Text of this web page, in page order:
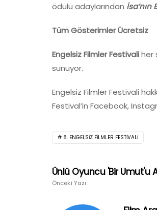
ödülü adaylarından
Tüm GösterimlerÜcretsiz
Engelsiz Filmler Festivaliher
sunuyor.
Engelsiz Filmler Festivali
Festival’in Facebook,
8. ENGELSIZ FILMLER FESTIVALI
Ünlü Oyuncu 'Bir Umut'u
Önceki Yazı